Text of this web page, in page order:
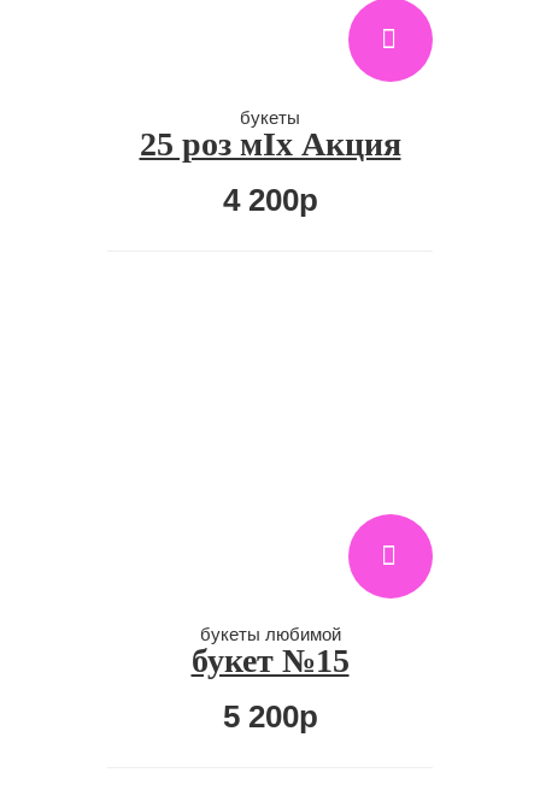
букеты
25 роз мIx Акция
4 200р
букеты любимой
букет №15
5 200р